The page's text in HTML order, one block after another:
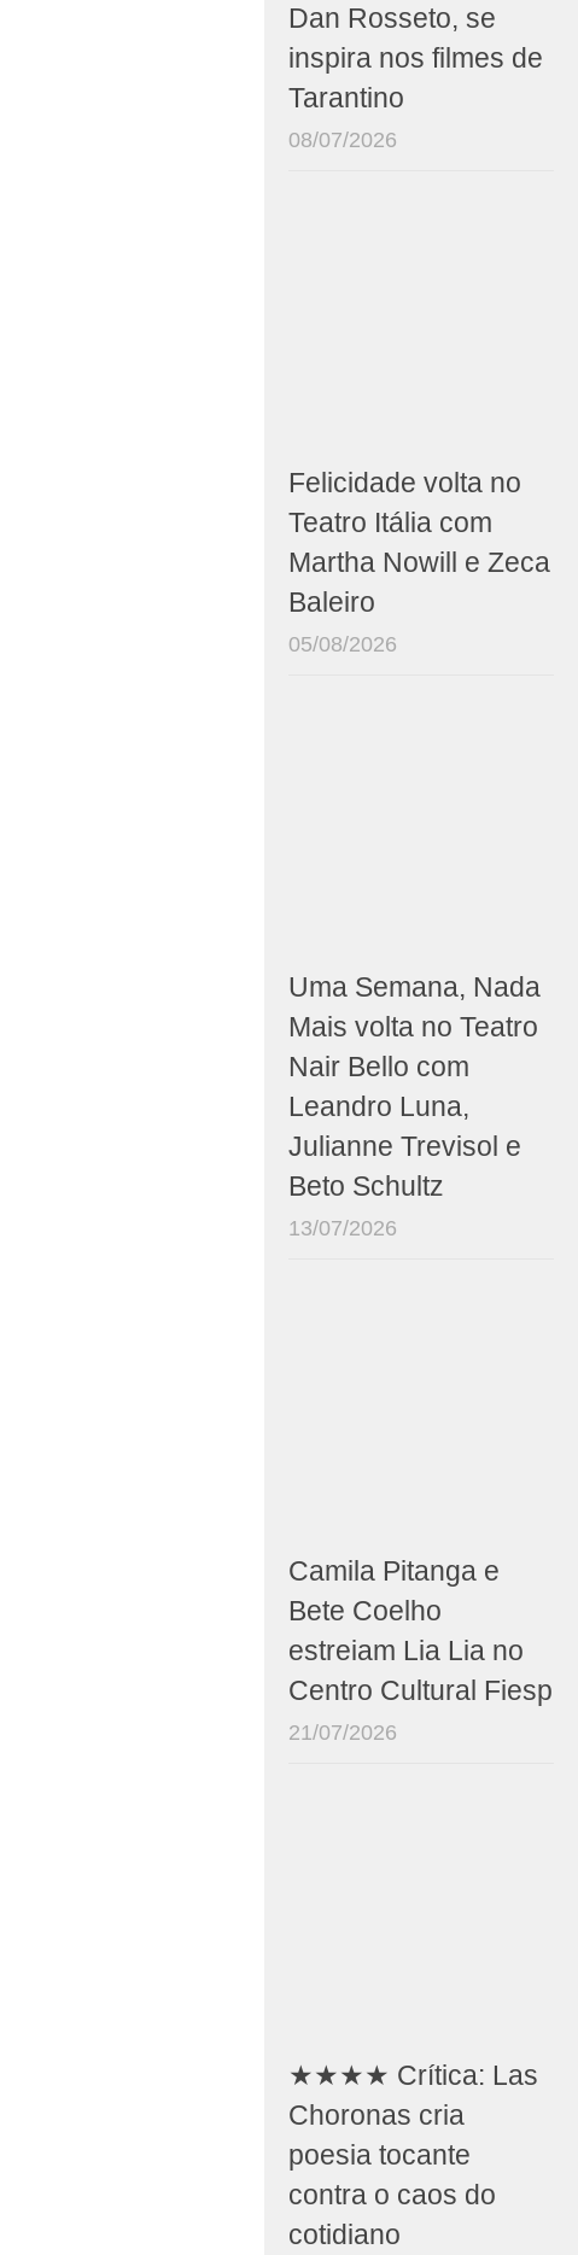
Dan Rosseto, se
inspira nos filmes de
Tarantino
08/07/2026
Felicidade volta no
Teatro Itália com
Martha Nowill e Zeca
Baleiro
05/08/2026
Uma Semana, Nada
Mais volta no Teatro
Nair Bello com
Leandro Luna,
Julianne Trevisol e
Beto Schultz
13/07/2026
Camila Pitanga e
Bete Coelho
estreiam Lia Lia no
Centro Cultural Fiesp
21/07/2026
★★★★ Crítica: Las
Choronas cria
poesia tocante
contra o caos do
cotidiano